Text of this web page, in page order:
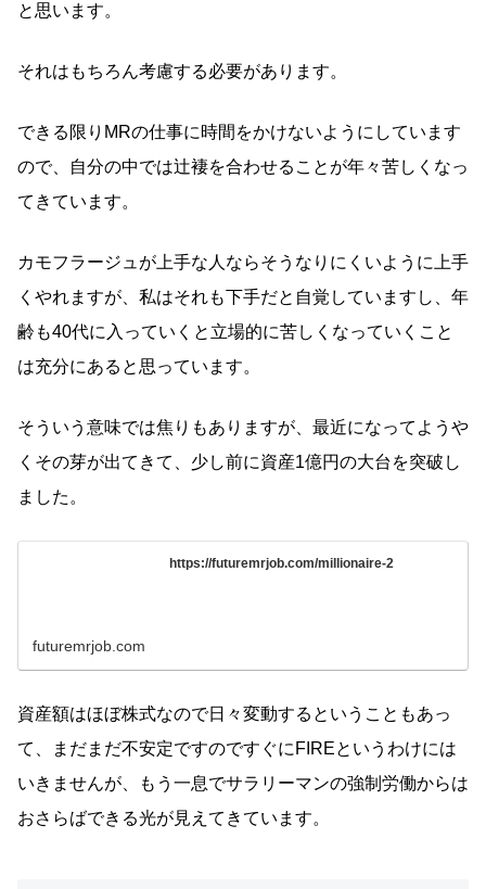
と思います。
それはもちろん考慮する必要があります。
できる限りMRの仕事に時間をかけないようにしています
ので、自分の中では辻褄を合わせることが年々苦しくなっ
てきています。
カモフラージュが上手な人ならそうなりにくいように上手
くやれますが、私はそれも下手だと自覚していますし、年
齢も40代に入っていくと立場的に苦しくなっていくこと
は充分にあると思っています。
そういう意味では焦りもありますが、最近になってようや
くその芽が出てきて、少し前に資産1億円の大台を突破し
ました。
https://futuremrjob.com/millionaire-2
futuremrjob.com
資産額はほぼ株式なので日々変動するということもあっ
て、まだまだ不安定ですのですぐにFIREというわけには
いきませんが、もう一息でサラリーマンの強制労働からは
おさらばできる光が見えてきています。